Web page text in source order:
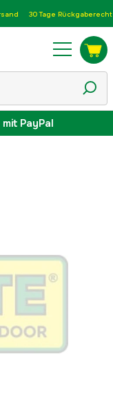
30 Tage Rückgaberecht
PayPal